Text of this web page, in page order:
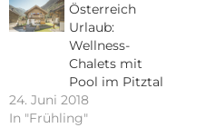
Österreich
Urlaub:
Wellness-
Chalets mit
Pool im Pitztal
24. Juni 2018
In "Frühling"